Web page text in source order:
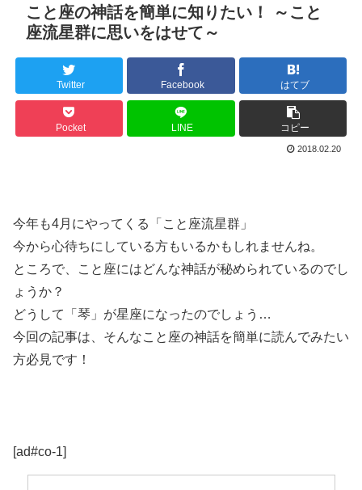
こと座の神話を簡単に知りたい！ ～こと
座流星群に思いをはせて～
Twitter Facebook はてブ
Pocket LINE コピー
2018.02.20
今年も4月にやってくる「こと座流星群」
今から心待ちにしている方もいるかもしれませんね。
ところで、こと座にはどんな神話が秘められているのでし
ょうか？
どうして「琴」が星座になったのでしょう…
今回の記事は、そんなこと座の神話を簡単に読んでみたい
方必見です！
[ad#co-1]